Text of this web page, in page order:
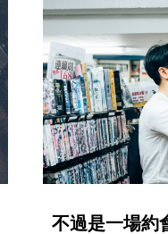
不過是一場約